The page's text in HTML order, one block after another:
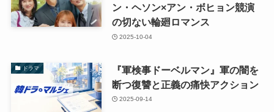
ン・ヘソン×アン・ボヒョン競演
の切ない輪廻ロマンス
2025-10-04
ドラマ
『軍検事ドーベルマン』軍の闇を
断つ復讐と正義の痛快アクション
2025-09-14